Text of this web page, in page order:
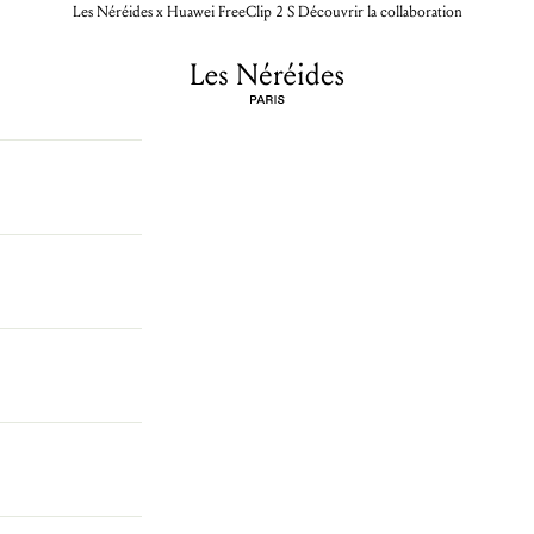
Les Néréides x Huawei FreeClip 2 SDécouvrir la collaboration
Les Néréides
Votre panier est vide